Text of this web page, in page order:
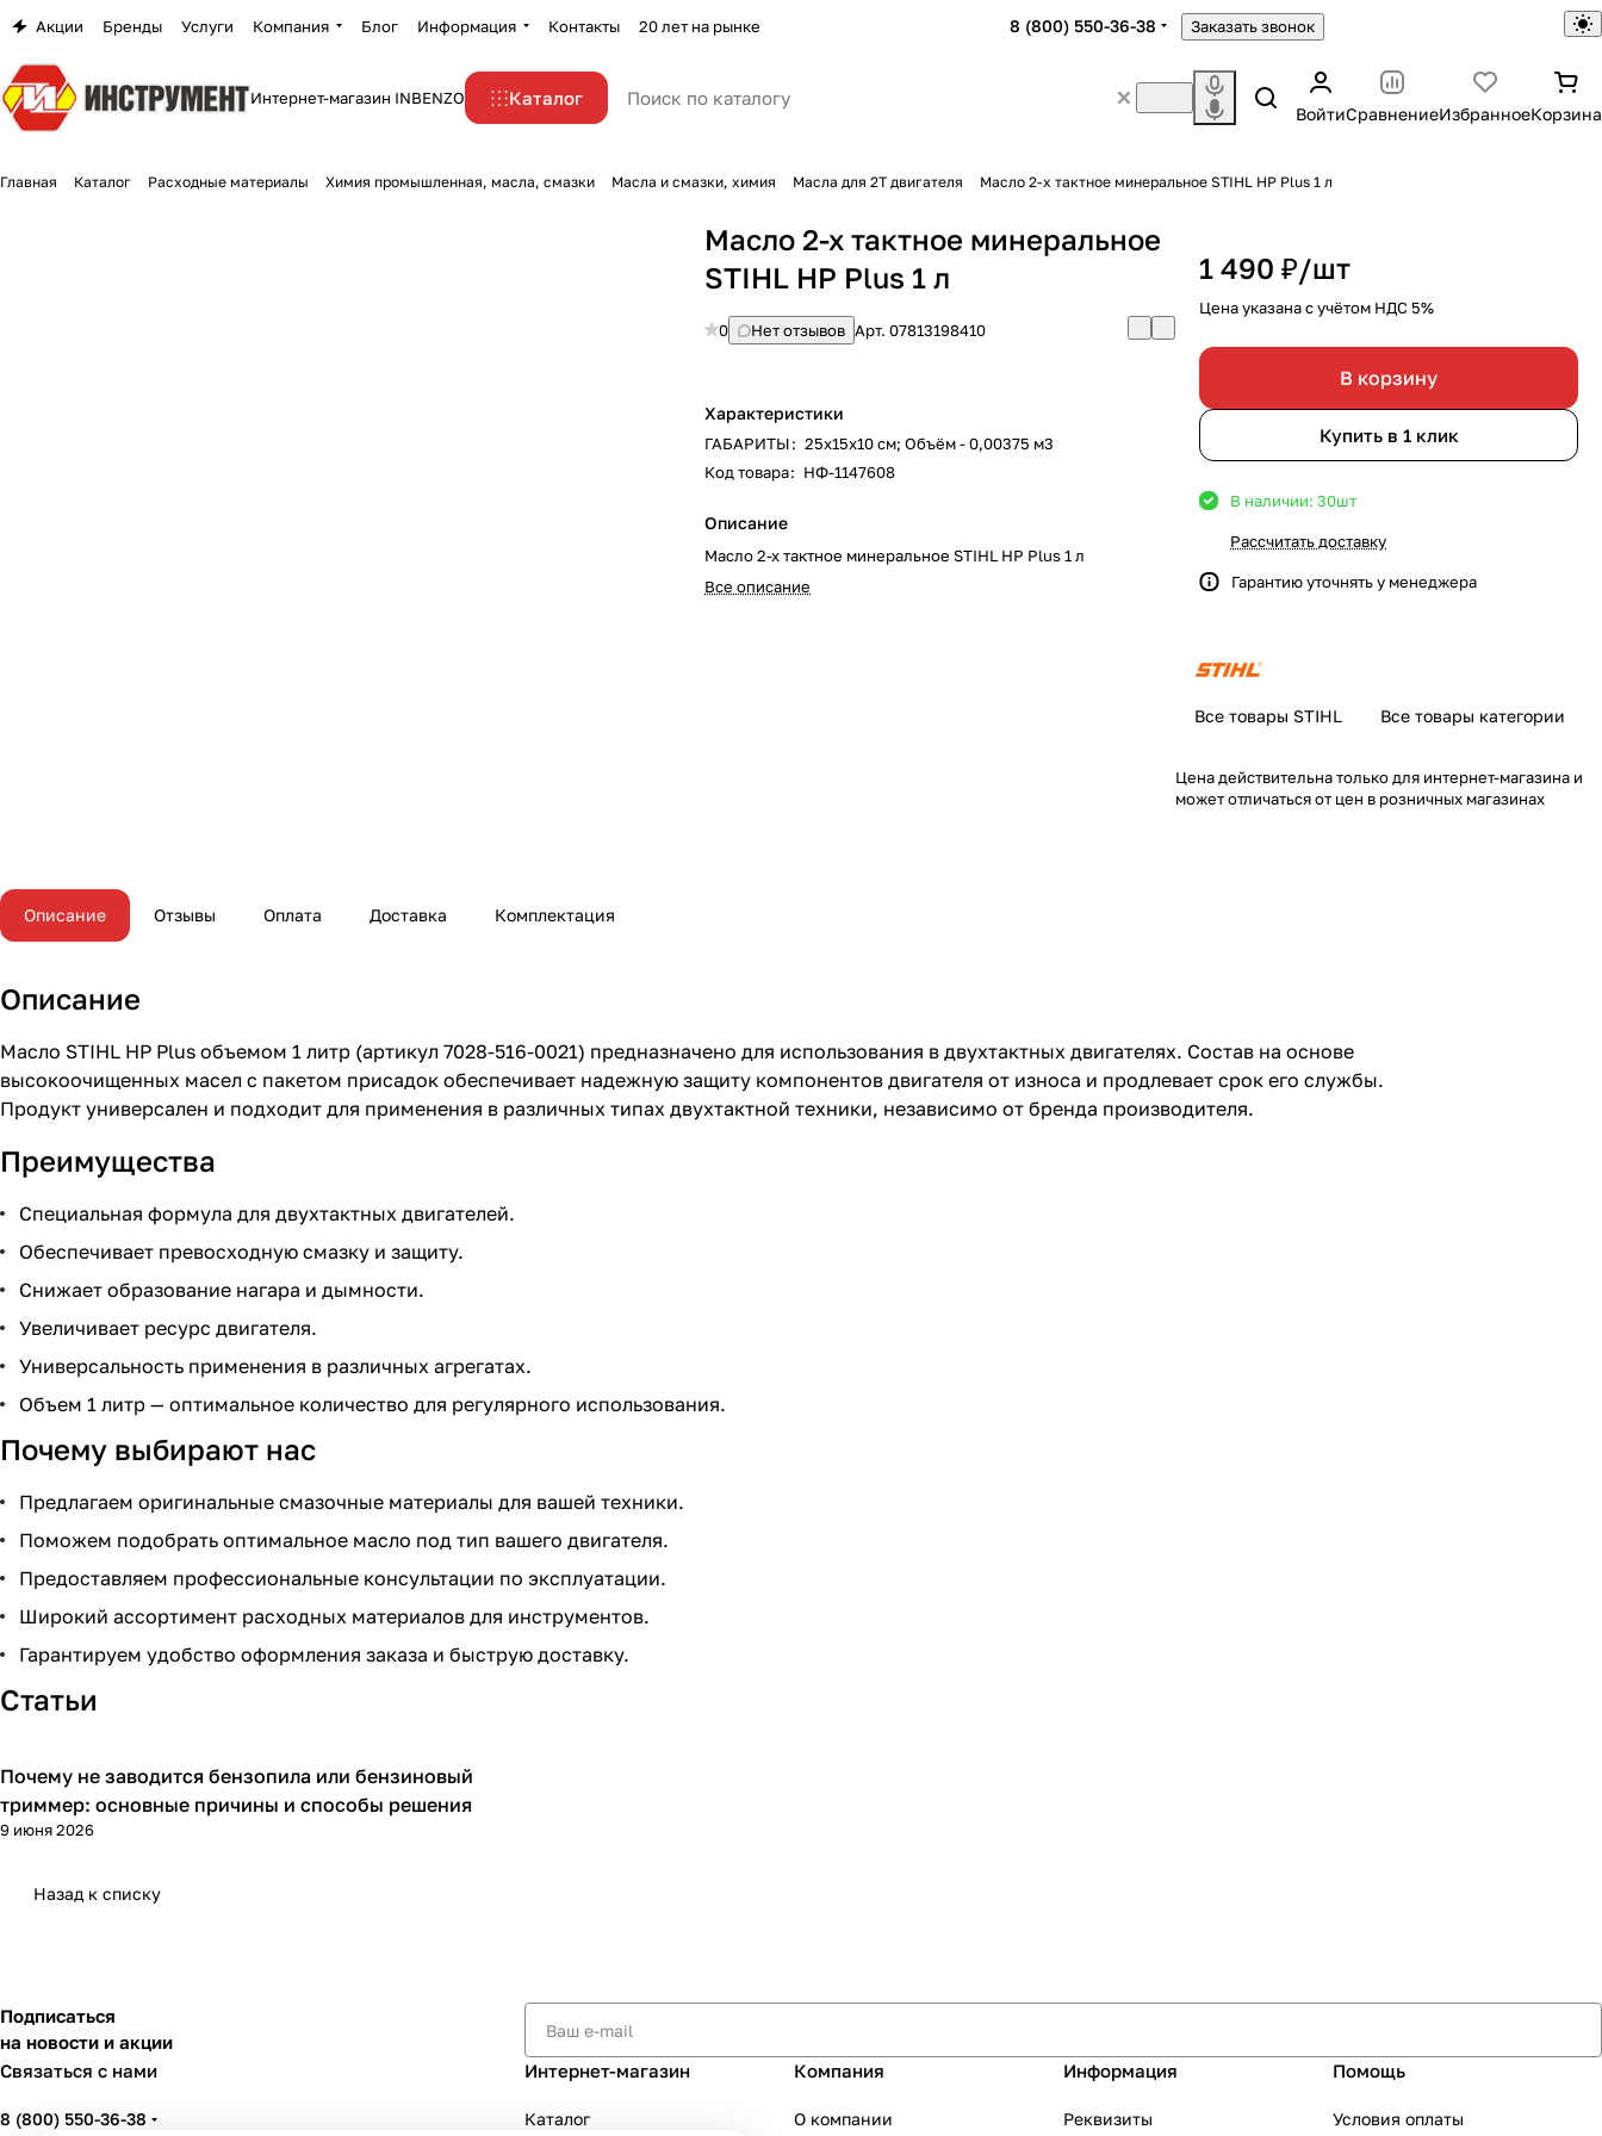
Акции Бренды Услуги Компания Блог Информация Контакты 20 лет на рынке 8 (800) 550-36-38 Заказать звонок
Интернет-магазин INBENZO Каталог
ВойтиСравнениеИзбранноеКорзина
Главная Каталог Расходные материалы Химия промышленная, масла, смазки Масла и смазки, химия Масла для 2Т двигателя Масло 2-х тактное минеральное STIHL HP Plus 1 л
Масло 2-х тактное минеральное
STIHL HP Plus 1 л
0 Нет отзывов Арт.07813198410
Характеристики
ГАБАРИТЫ: 25х15х10 см; Объём - 0,00375 м3
Код товара: НФ-1147608
Описание
Масло 2-х тактное минеральное STIHL HP Plus 1 л
Все описание
1 490 ₽/шт
Цена указана с учётом НДС 5%
В корзину
Купить в 1 клик
В наличии: 30шт
Рассчитать доставку
Гарантию уточнять у менеджера
Все товары STIHL Все товары категории
Цена действительна только для интернет-магазина и
может отличаться от цен в розничных магазинах
Описание Отзывы Оплата Доставка Комплектация
Описание
Масло STIHL HP Plus объемом 1 литр (артикул 7028-516-0021) предназначено для использования в двухтактных двигателях. Состав на основе
высокоочищенных масел с пакетом присадок обеспечивает надежную защиту компонентов двигателя от износа и продлевает срок его службы.
Продукт универсален и подходит для применения в различных типах двухтактной техники, независимо от бренда производителя.
Преимущества
Специальная формула для двухтактных двигателей.
Обеспечивает превосходную смазку и защиту.
Снижает образование нагара и дымности.
Увеличивает ресурс двигателя.
Универсальность применения в различных агрегатах.
Объем 1 литр — оптимальное количество для регулярного использования.
Почему выбирают нас
Предлагаем оригинальные смазочные материалы для вашей техники.
Поможем подобрать оптимальное масло под тип вашего двигателя.
Предоставляем профессиональные консультации по эксплуатации.
Широкий ассортимент расходных материалов для инструментов.
Гарантируем удобство оформления заказа и быструю доставку.
Статьи
Почему не заводится бензопила или бензиновый
триммер: основные причины и способы решения
9 июня 2026
Назад к списку
Подписаться
на новости и акции
Связаться с нами
8 (800) 550-36-38
Интернет-магазин
Каталог
Компания
О компании
Информация
Реквизиты
Помощь
Условия оплаты